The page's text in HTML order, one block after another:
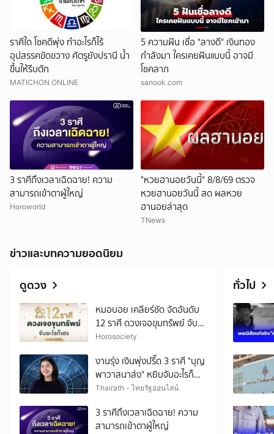
ราศีใด โชคดีพุ่ง ทำอะไรก็ไร้
อุปสรรคขัดขวาง ศัตรูยังปรานี น้ำ
ขึ้นให้รีบตัก
MATICHON ONLINE
5 ความฝัน เชื่อ "ลางดี" เงินทอง
กำลังมา ใครเคยฝันแบบนี้ อาจมี
โชคลาภ
sanook.com
3 ราศีถึงเวลาเฉิดฉาย! ความ
สามารถเข้าตาผู้ใหญ่
Horoworld
"หวยฮานอยวันนี้" 8/8/69 ตรวจ
หวยฮานอยวันนี้ สด ผลหวย
ฮานอยล่าสุด
TNews
ข่าวและบทความยอดนิยม
ดูดวง
หมอบอย เคลียร์ชัด จัดอันดับ
12 ราศี ดวงเจอขุมทรัพย์ จับ
อะไรก็เฮง
Horosociety
งานรุ่ง เงินพุ่งปรี๊ด 3 ราศี "บุญ
พาวาสนาส่ง" หยิบจับอะไรก็
เป็นเงินเป็นทอง
Thairath - ไทยรัฐออนไลน์
3 ราศีถึงเวลาเฉิดฉาย! ความ
สามารถเข้าตาผู้ใหญ่
ทั่วไป